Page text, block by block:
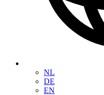
NL
DE
EN